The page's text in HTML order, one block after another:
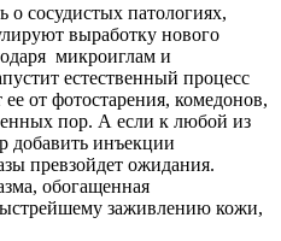
о сосудистых патологиях,
выработку нового
микроиглам и
естественный процесс
от фотостарения, комедонов,
пор. А если к любой из
добавить инъекции
превзойдет ожидания.
обогащенная
заживлению кожи,